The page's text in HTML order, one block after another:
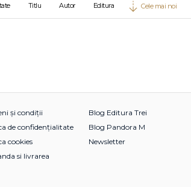
Titlu Autor Editura Cele mai noi
și condiții
de confidențialitate
cookies
si livrarea
Blog Editura Trei
Blog Pandora M
Newsletter